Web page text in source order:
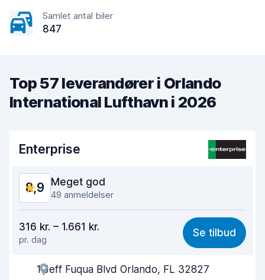
Samlet antal biler
847
Top 57 leverandører i Orlando
International Lufthavn i 2026
Enterprise
8,9 Meget god
49 anmeldelser
8,2
Nemt at finde 9,0
Agentens hjælpsomhed
316 kr. – 1.661 kr.
pr. dag
Se tilbud
1 Jeff Fuqua Blvd Orlando, FL 32827